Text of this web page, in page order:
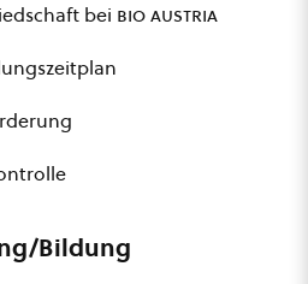
bei bio austria
Bildung